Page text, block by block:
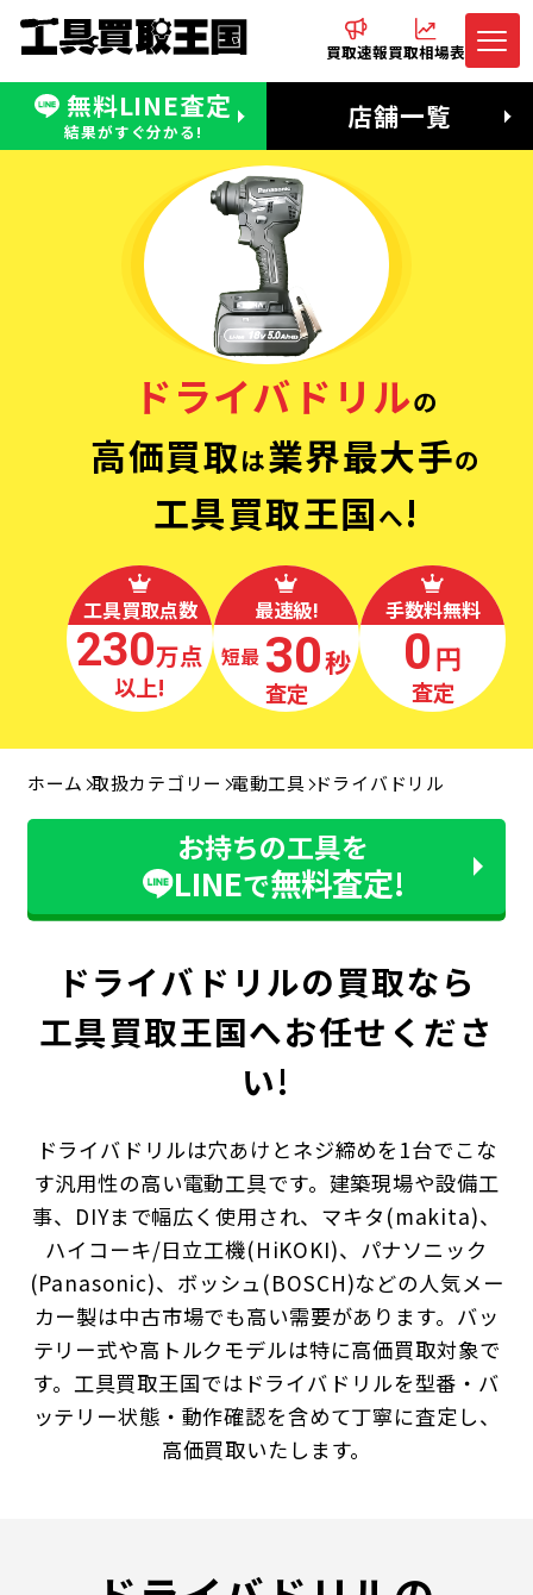
買取速報買取相場表
無料LINE査定
結果がすぐ分かる! 店舗一覧
無料LINE査定
受付：11:00〜19:00 木曜定休日
電話でお問合わせ
営業時間：11:00〜20:00
ドライバドリルの
高価買取は業界最大手の
工具買取王国へ!
工具買取点数
230万点
以上!
最速級!
最短 30秒
査定
手数料無料
0円
査定
ホーム 取扱カテゴリー 電動工具 ドライバドリル
お持ちの工具を
LINEで無料査定!
ドライバドリルの買取なら
工具買取王国へお任せくださ
い!
ドライバドリルは穴あけとネジ締めを1台でこな
す汎用性の高い電動工具です。建築現場や設備工
事、DIYまで幅広く使用され、マキタ(makita)、
ハイコーキ/日立工機(HiKOKI)、パナソニック
(Panasonic)、ボッシュ(BOSCH)などの人気メー
カー製は中古市場でも高い需要があります。バッ
テリー式や高トルクモデルは特に高価買取対象で
す。工具買取王国ではドライバドリルを型番・バ
ッテリー状態・動作確認を含めて丁寧に査定し、
高価買取いたします。